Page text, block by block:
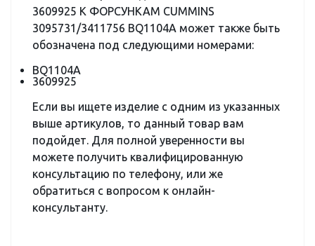
3609925 К ФОРСУНКАМ CUMMINS
3095731/3411756 BQ1104A может также быть
обозначена под следующими номерами:
BQ1104A
3609925
Если вы ищете изделие с одним из указанных
выше артикулов, то данный товар вам
подойдет. Для полной уверенности вы
можете получить квалифицированную
консультацию по телефону, или же
обратиться с вопросом к онлайн-
консультанту.